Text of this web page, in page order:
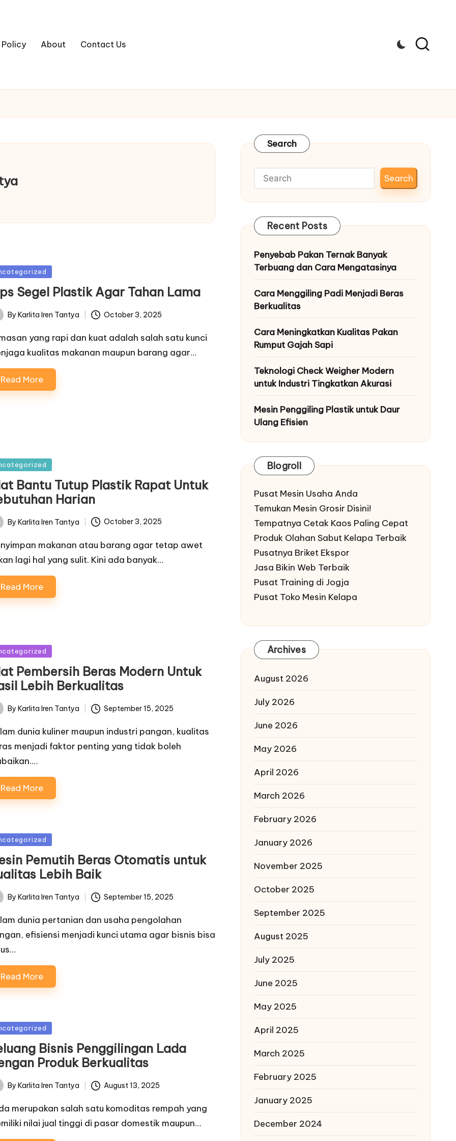
Policy About Contact Us
Segel Plastik Agar Tahan Lama
By Karlita Iren Tantya October 3, 2025
yang rapi dan kuat adalah salah satu kunci
kualitas makanan maupun barang agar…
Read More
Bantu Tutup Plastik Rapat Untuk
Harian
By Karlita Iren Tantya October 3, 2025
makanan atau barang agar tetap awet
lagi hal yang sulit. Kini ada banyak…
Read More
Pembersih Beras Modern Untuk
Lebih Berkualitas
By Karlita Iren Tantya September 15, 2025
dunia kuliner maupun industri pangan, kualitas
menjadi faktor penting yang tidak boleh
Read More
Pemutih Beras Otomatis untuk
Lebih Baik
By Karlita Iren Tantya September 15, 2025
dunia pertanian dan usaha pengolahan
efisiensi menjadi kunci utama agar bisnis bisa
Read More
Bisnis Penggilingan Lada
Produk Berkualitas
By Karlita Iren Tantya August 13, 2025
merupakan salah satu komoditas rempah yang
nilai jual tinggi di pasar domestik maupun…
Search
Search
Recent Posts
Penyebab Pakan Ternak Banyak
Terbuang dan Cara Mengatasinya
Cara Menggiling Padi Menjadi Beras
Berkualitas
Cara Meningkatkan Kualitas Pakan
Rumput Gajah Sapi
Teknologi Check Weigher Modern
untuk Industri Tingkatkan Akurasi
Mesin Penggiling Plastik untuk Daur
Ulang Efisien
Blogroll
Pusat Mesin Usaha Anda
Temukan Mesin Grosir Disini!
Tempatnya Cetak Kaos Paling Cepat
Produk Olahan Sabut Kelapa Terbaik
Pusatnya Briket Ekspor
Jasa Bikin Web Terbaik
Pusat Training di Jogja
Pusat Toko Mesin Kelapa
Archives
August 2026
July 2026
June 2026
May 2026
April 2026
March 2026
February 2026
January 2026
November 2025
October 2025
September 2025
August 2025
July 2025
June 2025
May 2025
April 2025
March 2025
February 2025
January 2025
December 2024